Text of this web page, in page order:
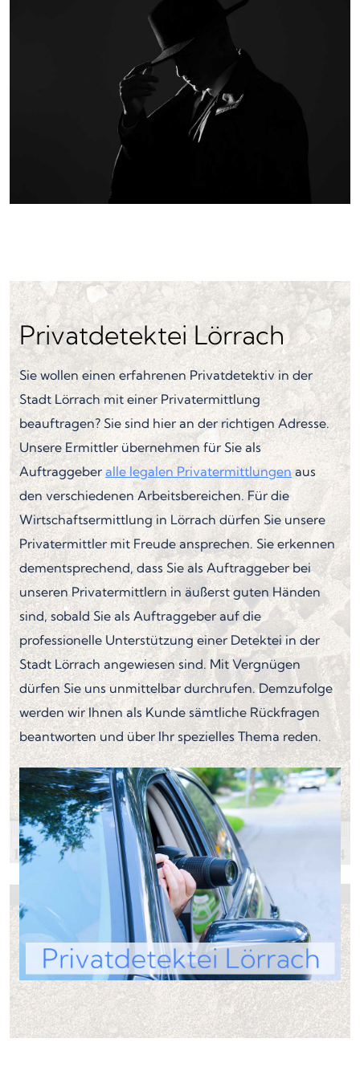
Privatdetektei Lörrach
Sie wollen einen erfahrenen Privatdetektiv in der
Stadt Lörrach mit einer Privatermittlung
beauftragen? Sie sind hier an der richtigen Adresse.
Unsere Ermittler übernehmen für Sie als
Auftraggeber alle legalen Privatermittlungenaus
den verschiedenen Arbeitsbereichen. Für die
Wirtschaftsermittlung in Lörrach dürfen Sie unsere
Privatermittler mit Freude ansprechen. Sie erkennen
dementsprechend, dass Sie als Auftraggeber bei
unseren Privatermittlern in äußerst guten Händen
sind, sobald Sie als Auftraggeber auf die
professionelle Unterstützung einer Detektei in der
Stadt Lörrach angewiesen sind. Mit Vergnügen
dürfen Sie uns unmittelbar durchrufen. Demzufolge
werden wir Ihnen als Kunde sämtliche Rückfragen
beantworten und über Ihr spezielles Thema reden.